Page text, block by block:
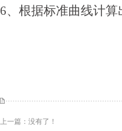
6、根据标准曲线计
上一篇：没有了！